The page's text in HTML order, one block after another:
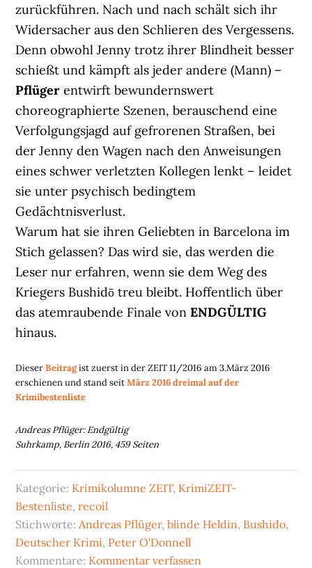
zurückführen. Nach und nach schält sich ihr
Widersacher aus den Schlieren des Vergessens.
Denn obwohl Jenny trotz ihrer Blindheit besser
schießt und kämpft als jeder andere (Mann) –
Pflüger entwirft bewundernswert
choreographierte Szenen, berauschend eine
Verfolgungsjagd auf gefrorenen Straßen, bei
der Jenny den Wagen nach den Anweisungen
eines schwer verletzten Kollegen lenkt – leidet
sie unter psychisch bedingtem
Gedächtnisverlust.
Warum hat sie ihren Geliebten in Barcelona im
Stich gelassen? Das wird sie, das werden die
Leser nur erfahren, wenn sie dem Weg des
Kriegers Bushidō treu bleibt. Hoffentlich über
das atemraubende Finale vonENDGÜLTIG
hinaus.
DieserBeitragist zuerst in der ZEIT 11/2016 am 3.März 2016
erschienen und stand seitMärz 2016 dreimal auf der
Krimibestenliste
Andreas Pflüger: Endgültig
Suhrkamp, Berlin 2016, 459 Seiten
Kategorie: Krimikolumne ZEIT, KrimiZEIT-
Bestenliste,recoil
Stichworte: Andreas Pflüger,blinde Heldin, Bushido,
Deutscher Krimi, Peter O'Donnell
Kommentare: Kommentar verfassen